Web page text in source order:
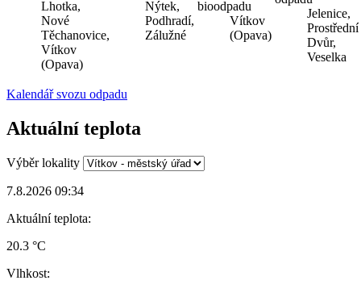
Lhotka,
Nové
Těchanovice,
Vítkov
(Opava)
Nýtek,
Podhradí,
Zálužné
bioodpadu
Vítkov
(Opava)
Jelenice,
Prostřední
Dvůr,
Veselka
Kalendář svozu odpadu
Aktuální teplota
Výběr lokality
7.8.2026 09:34
Aktuální teplota:
20.3 °C
Vlhkost: